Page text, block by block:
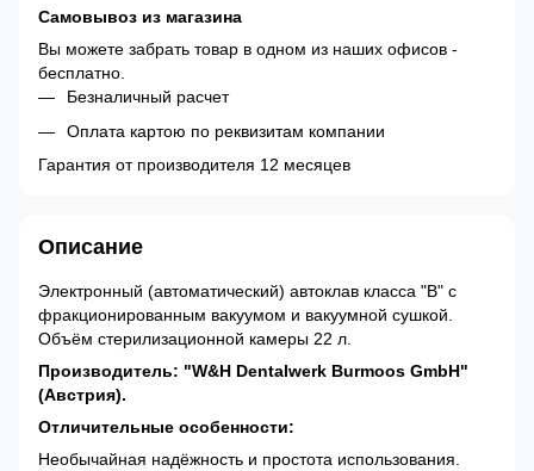
Самовывоз из магазина
Вы можете забрать товар в одном из наших офисов -
бесплатно.
Безналичный расчет
Оплата картою по реквизитам компании
Гарантия от производителя 12 месяцев
Описание
Электронный (автоматический) автоклав класса "В" с
фракционированным вакуумом и вакуумной сушкой.
Объём стерилизационной камеры 22 л.
Производитель: "W&H Dentalwerk Burmoos GmbH"
(Австрия).
Отличительные особенности:
Необычайная надёжность и простота использования.